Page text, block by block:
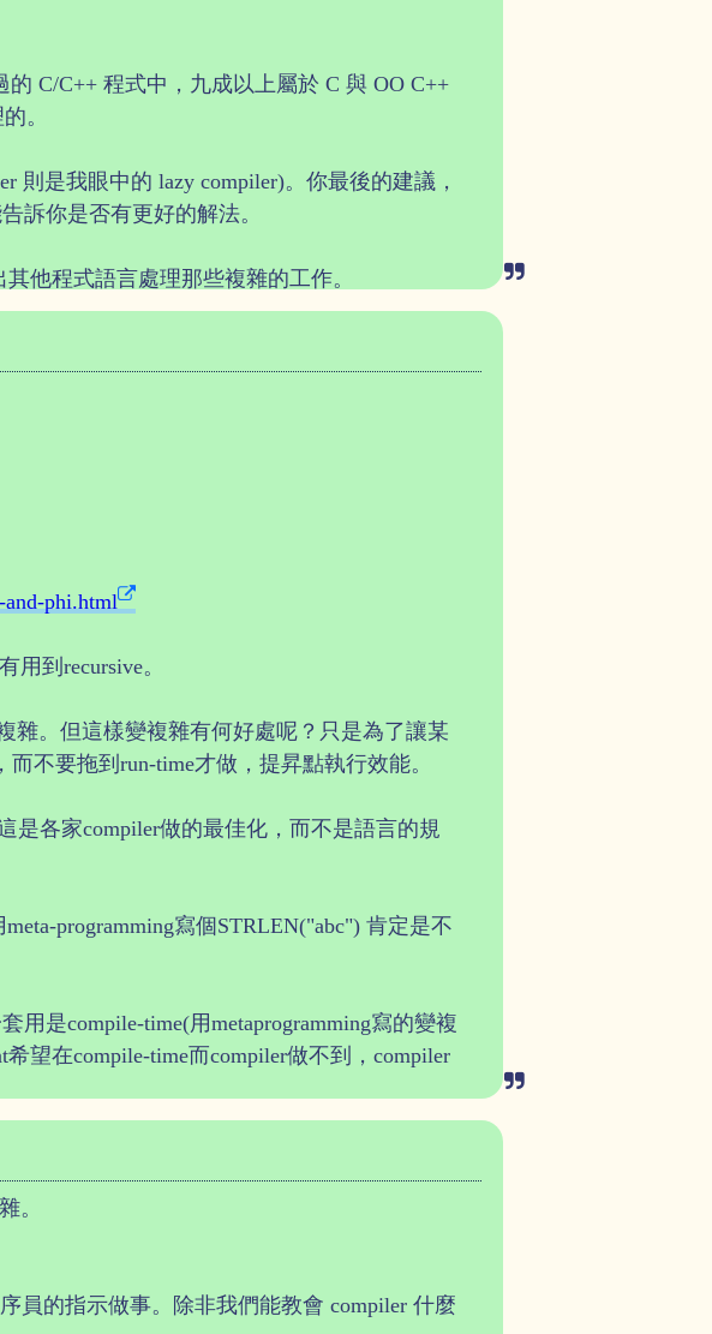
C/C++ 程式中，九成以上屬於 C 與 OO C++
。
則是我眼中的 lazy compiler)。你最後的建議，
訴你是否有更好的解法。
他程式語言處理那些複雜的工作。
and-phi.html
用到recursive。
雜。但這樣變複雜有何好處呢？只是為了讓某
不要拖到run-time才做，提昇點執行效能。
是各家compiler做的最佳化，而不是語言的規
programming寫個STRLEN("abc") 肯定是不
是compile-time(用metaprogramming寫的變複
望在compile-time而compiler做不到，compiler
。
員的指示做事。除非我們能教會 compiler 什麼